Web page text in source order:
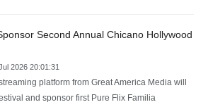
Second Annual Chicano Hollywood
2026 20:01:31
platform from Great America Media will
and sponsor first Pure Flix Familia